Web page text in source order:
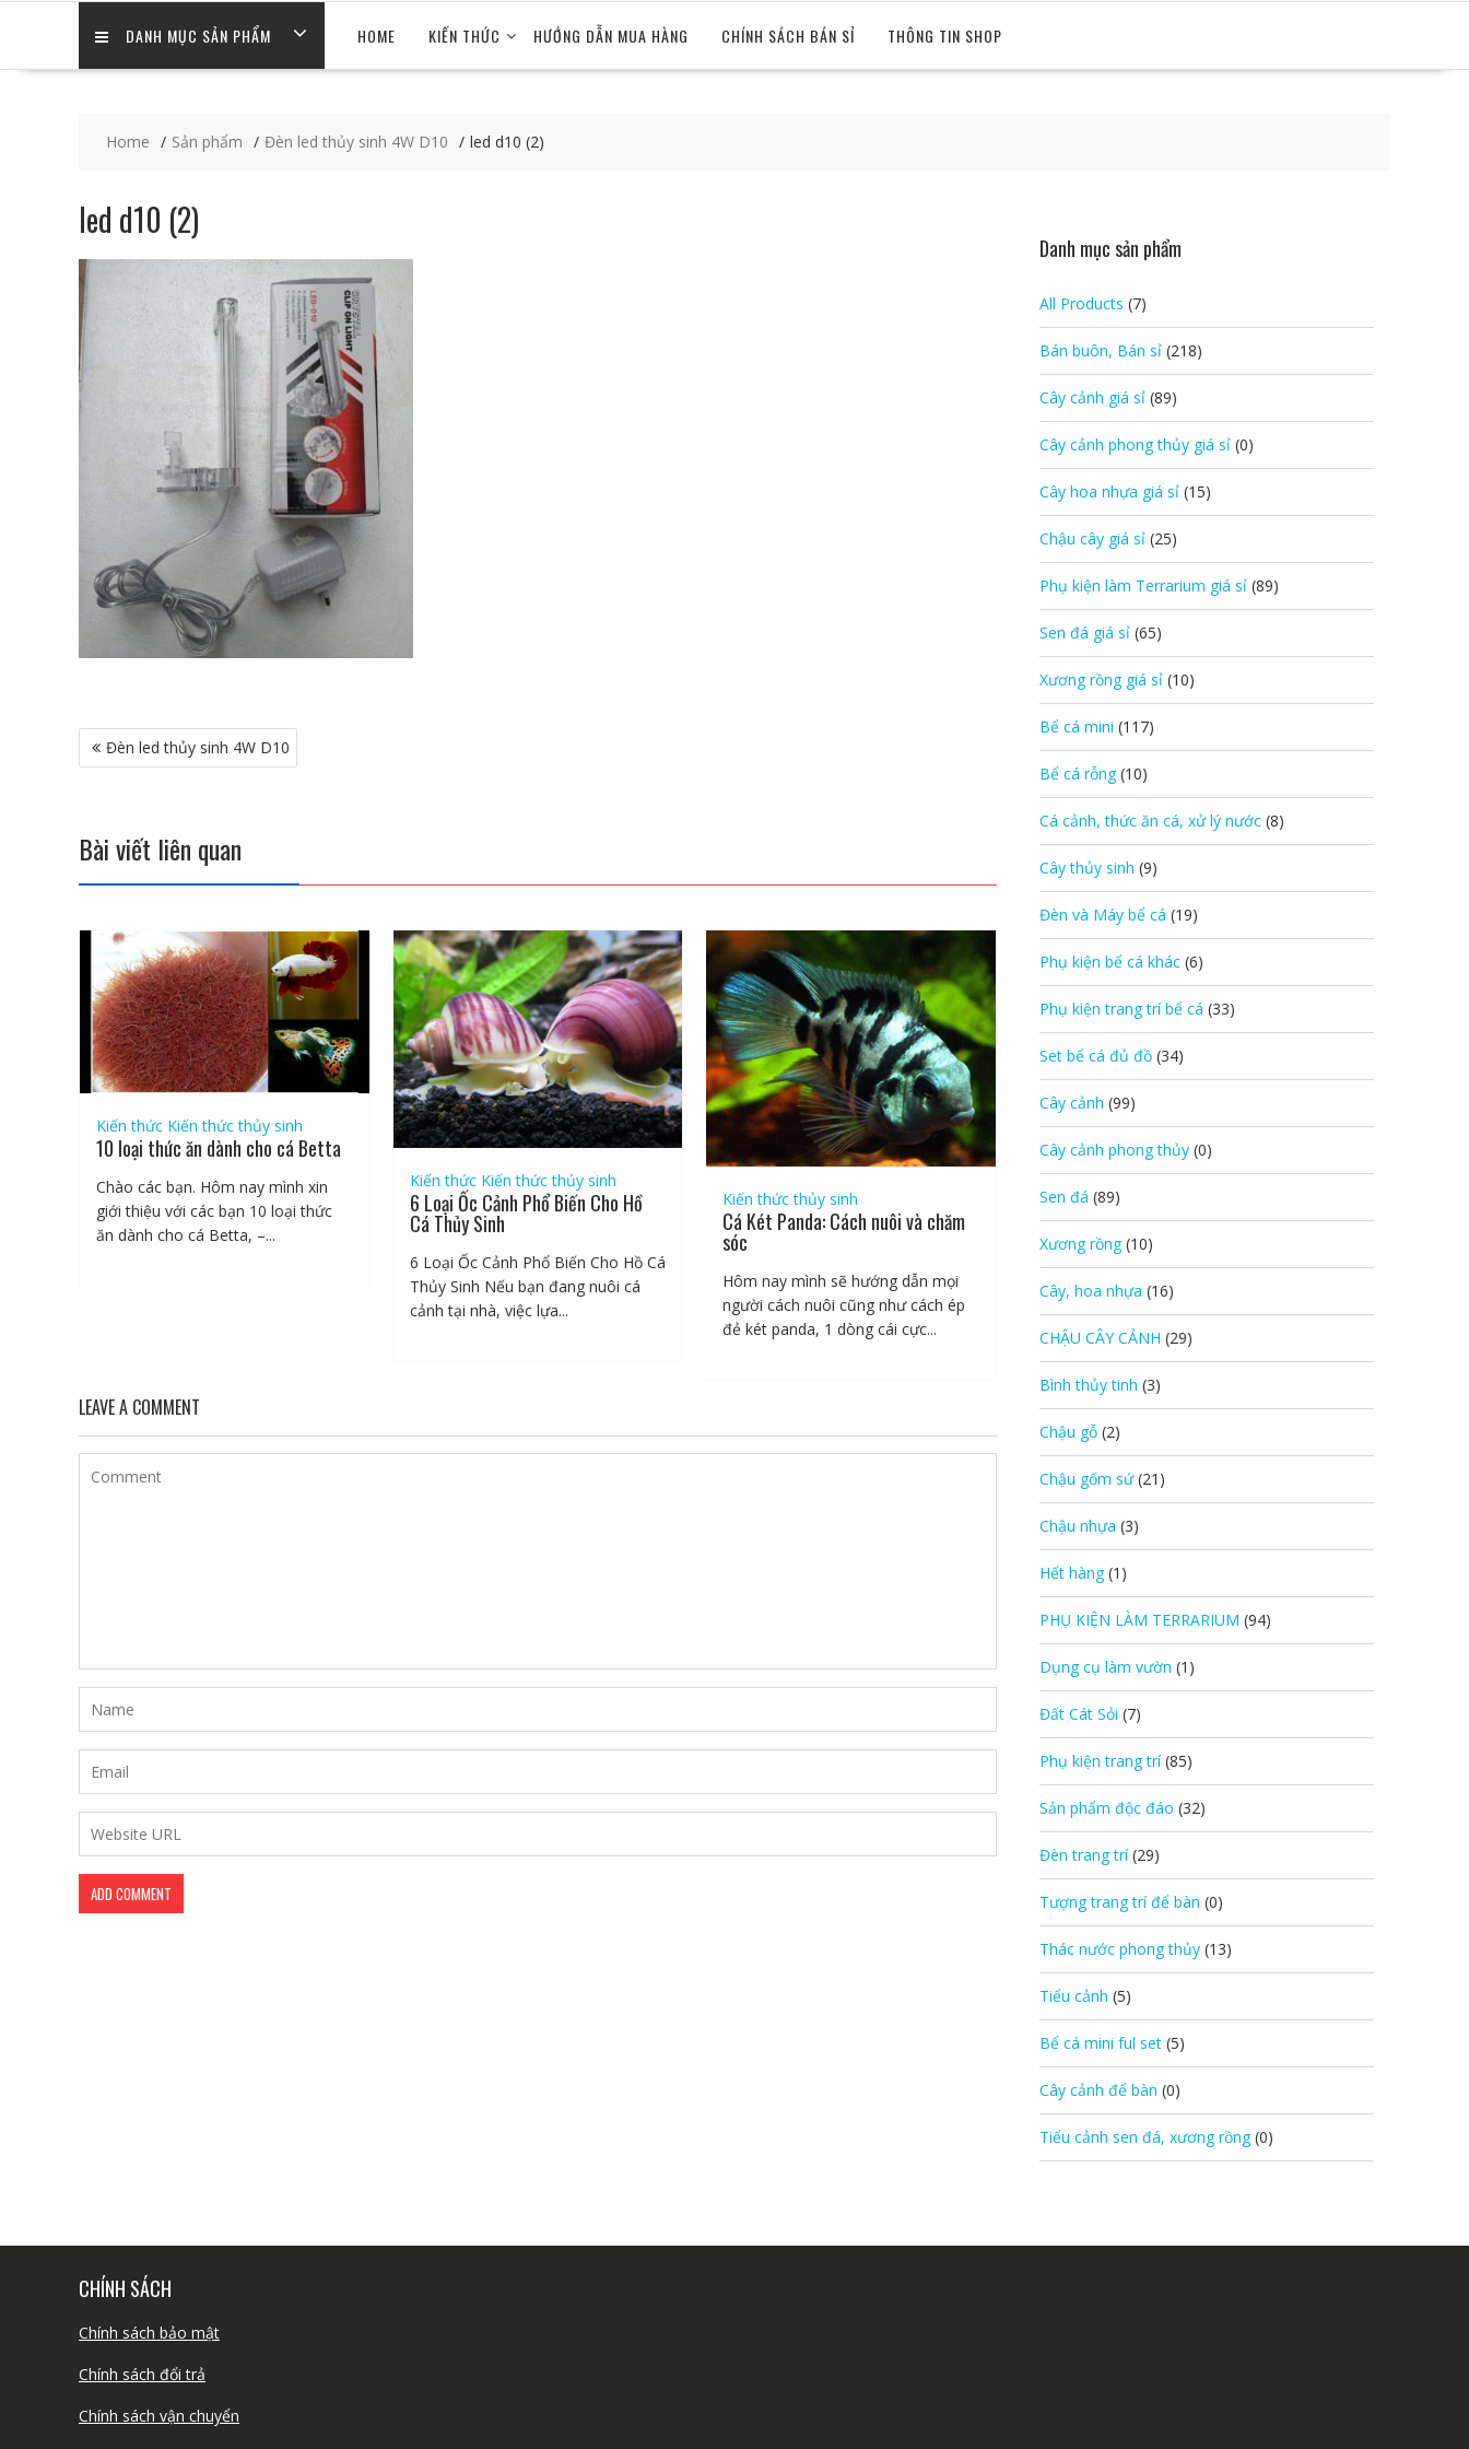
DANH MỤC SẢN PHẨM HOME KIẾN THỨC HƯỚNG DẪN MUA HÀNG CHÍNH SÁCH BÁN SỈ THÔNG TIN SHOP
Home Sản phẩm Đèn led thủy sinh 4W D10 led d10 (2)
led d10 (2)
Điều
hướng
Đèn led thủy sinh 4W D10
Bài viết liên quan
Kiến thức Kiến thức thủy sinh
10 loại thức ăn dành cho cá Betta
Chào các bạn. Hôm nay mình xin
giới thiệu với các bạn 10 loại thức
ăn dành cho cá Betta, –...
Kiến thức Kiến thức thủy sinh
6 Loại Ốc Cảnh Phổ Biến Cho Hồ
Cá Thủy Sinh
6 Loại Ốc Cảnh Phổ Biến Cho Hồ Cá
Thủy Sinh Nếu bạn đang nuôi cá
cảnh tại nhà, việc lựa...
Kiến thức thủy sinh
Cá Két Panda: Cách nuôi và chăm
sóc
Hôm nay mình sẽ hướng dẫn mọi
người cách nuôi cũng như cách ép
đẻ két panda, 1 dòng cái cực...
LEAVE A COMMENT
Danh mục sản phẩm
All Products (7)
Bán buôn, Bán sỉ (218)
Cây cảnh giá sỉ (89)
Cây cảnh phong thủy giá sỉ (0)
Cây hoa nhựa giá sỉ (15)
Chậu cây giá sỉ (25)
Phụ kiện làm Terrarium giá sỉ (89)
Sen đá giá sỉ (65)
Xương rồng giá sỉ (10)
Bể cá mini (117)
Bể cá rỗng (10)
Cá cảnh, thức ăn cá, xử lý nước (8)
Cây thủy sinh (9)
Đèn và Máy bể cá (19)
Phụ kiện bể cá khác (6)
Phụ kiện trang trí bể cá (33)
Set bể cá đủ đồ (34)
Cây cảnh (99)
Cây cảnh phong thủy (0)
Sen đá (89)
Xương rồng (10)
Cây, hoa nhựa (16)
CHẬU CÂY CẢNH (29)
Bình thủy tinh (3)
Chậu gỗ (2)
Chậu gốm sứ (21)
Chậu nhựa (3)
Hết hàng (1)
PHỤ KIỆN LÀM TERRARIUM (94)
Dụng cụ làm vườn (1)
Đất Cát Sỏi (7)
Phụ kiện trang trí (85)
Sản phẩm độc đáo (32)
Đèn trang trí (29)
Tượng trang trí để bàn (0)
Thác nước phong thủy (13)
Tiểu cảnh (5)
Bể cá mini ful set (5)
Cây cảnh để bàn (0)
Tiểu cảnh sen đá, xương rồng (0)
CHÍNH SÁCH
Chính sách bảo mật
Chính sách đổi trả
Chính sách vận chuyển